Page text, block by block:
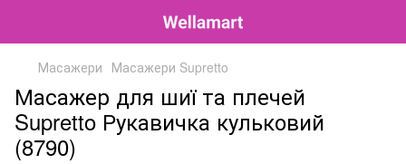
Масажери Масажери Supretto
Масажер для шиї та плечей
Supretto Рукавичка кульковий
(8790)